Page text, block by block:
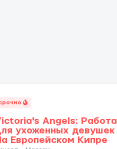
Angels: Работа
ухоженных девушек
Европейском Кипре